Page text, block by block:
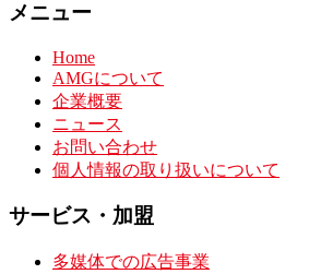
メニュー
Home
AMGについて
企業概要
ニュース
お問い合わせ
個人情報の取り扱いについて
サービス・加盟
多媒体での広告事業